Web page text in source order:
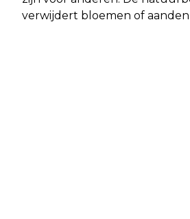
verwijdert bloemen of